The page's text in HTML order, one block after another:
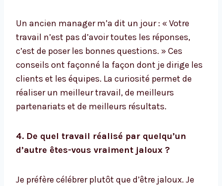
Un ancien manager m’a dit un jour : « Votre
travail n’est pas d’avoir toutes les réponses,
c’est de poser les bonnes questions. » Ces
conseils ont façonné la façon dont je dirige les
clients et les équipes. La curiosité permet de
réaliser un meilleur travail, de meilleurs
partenariats et de meilleurs résultats.
4. De quel travail réalisé par quelqu’un
d’autre êtes-vous vraiment jaloux ?
Je préfère célébrer plutôt que d’être jaloux. Je